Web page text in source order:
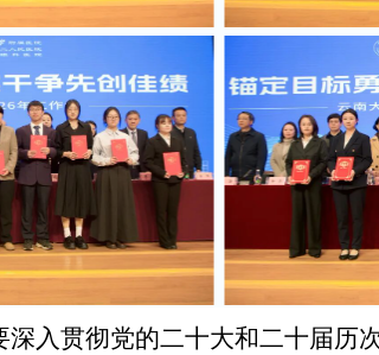
深入贯彻党的二十大和二十届历